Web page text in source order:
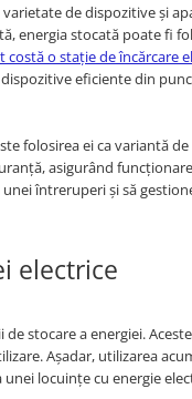
de dispozitive și
energia stocată poate
costă o stație de încărcare
eficiente din
folosirea ei ca variantă
asigurând
întreruperi și să
electrice
stocare a energiei.
Așadar, utilizarea
locuințe cu energie